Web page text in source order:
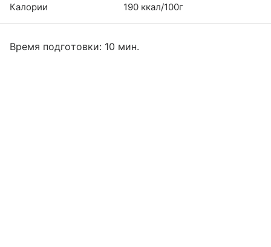
Калории 190 ккал/100г
Время подготовки: 10 мин.